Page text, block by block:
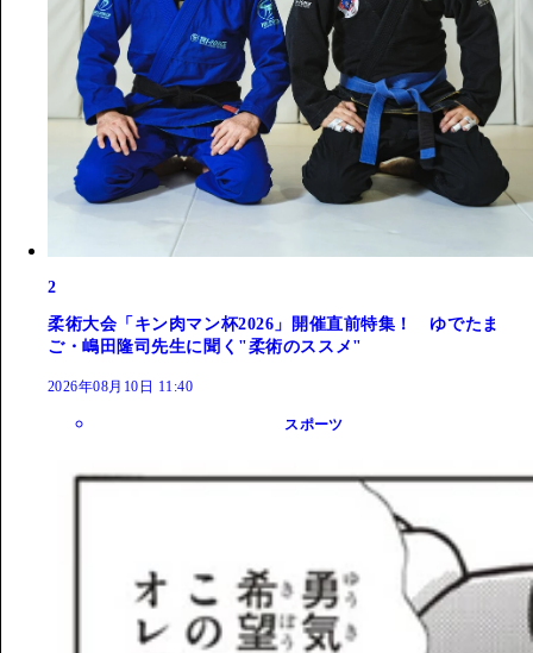
2
柔術大会「キン肉マン杯2026」開催直前特集！ ゆでたま
ご・嶋田隆司先生に聞く"柔術のススメ"
2026年08月10日 11:40
スポーツ